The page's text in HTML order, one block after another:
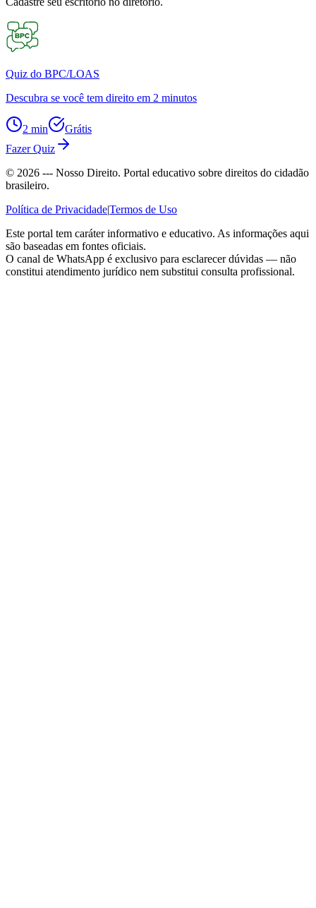
Quiz do BPC/LOAS
Descubra se você tem direito em 2 minutos
2 min
Grátis
Fazer Quiz
© 2026 --- Nosso Direito. Portal educativo sobre direitos do cidadão
brasileiro.
Política de Privacidade|Termos de Uso
Este portal tem caráter informativo e educativo. As informações aqui
são baseadas em fontes oficiais.
O canal de WhatsApp é exclusivo para esclarecer dúvidas — não
constitui atendimento jurídico nem substitui consulta profissional.